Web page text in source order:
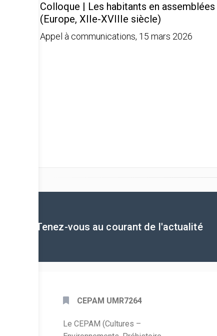
Colloque | Les habitants en assemblées
(Europe, XIIe-XVIIIe siècle)
Appel à communications, 15 mars 2026
Tenez-vous au courant de l'actualité
CEPAM UMR7264
Le CEPAM (Cultures –